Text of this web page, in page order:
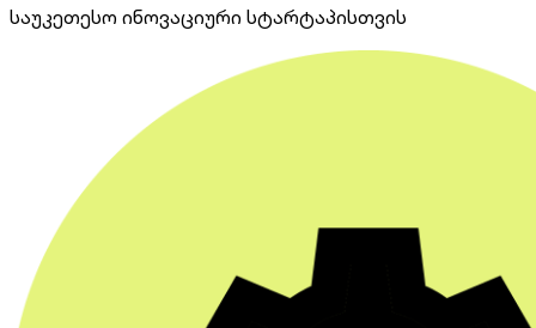
საუკეთესო ინოვაციური სტარტაპისთვის